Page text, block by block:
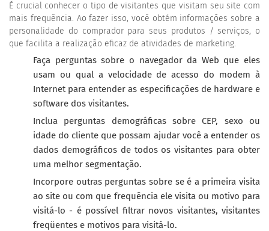
É crucial conhecer o tipo de visitantes que visitam seu site com
mais frequência. Ao fazer isso, você obtém informações sobre a
personalidade do comprador para seus produtos / serviços, o
que facilita a realização eficaz de atividades de marketing.
Faça perguntas sobre o navegador da Web que eles
usam ou qual a velocidade de acesso do modem à
Internet para entender as especificações de hardware e
software dos visitantes.
Inclua perguntas demográficas sobre CEP, sexo ou
idade do cliente que possam ajudar você a entender os
dados demográficos de todos os visitantes para obter
uma melhor segmentação.
Incorpore outras perguntas sobre se é a primeira visita
ao site ou com que frequência ele visita ou motivo para
visitá-lo - é possível filtrar novos visitantes, visitantes
freqüentes e motivos para visitá-lo.